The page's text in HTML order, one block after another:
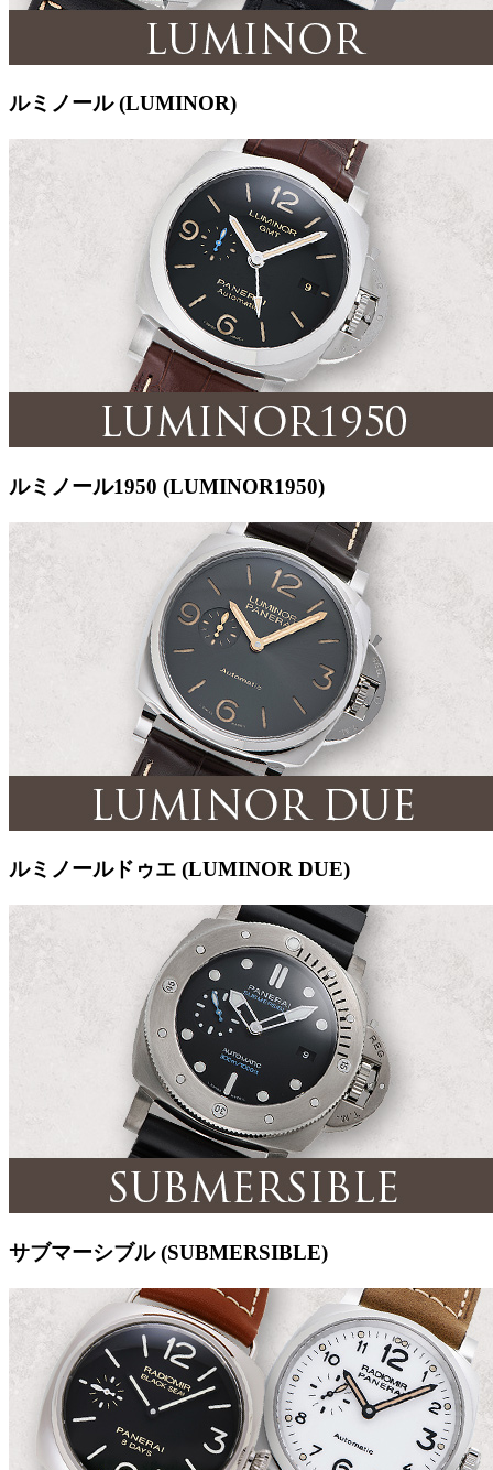
ルミノール (LUMINOR)
ルミノール1950 (LUMINOR1950)
ルミノールドゥエ (LUMINOR DUE)
サブマーシブル (SUBMERSIBLE)